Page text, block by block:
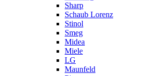
Sharp
Schaub Lorenz
Stinol
Smeg
Midea
Miele
LG
Maunfeld